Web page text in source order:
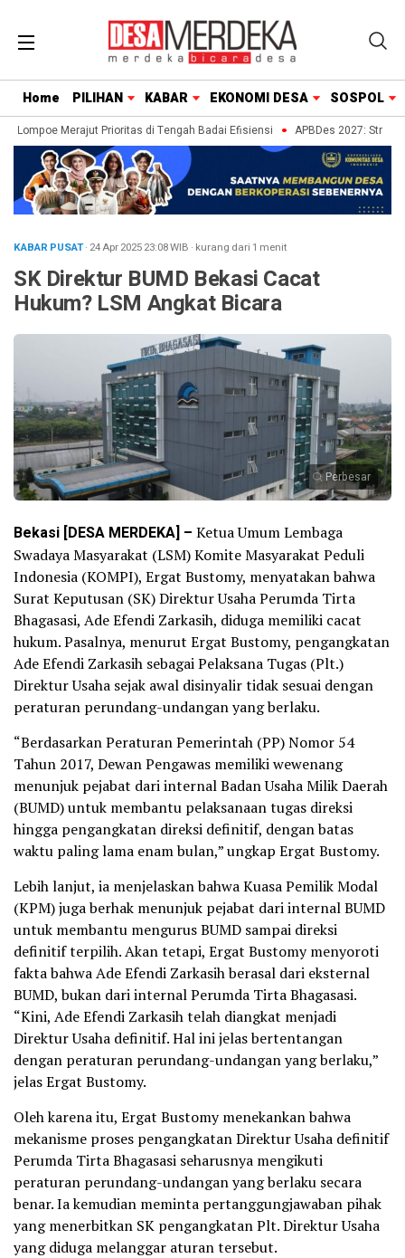
Home PILIHAN KABAR EKONOMI DESA SOSPOL
Lompoe Merajut Prioritas di Tengah Badai Efisiensi APBDes 2027: Strategi
KABAR PUSAT· 24 Apr 202523:08WIB · kurang dari 1 menit
SK Direktur BUMD Bekasi Cacat
Hukum? LSM Angkat Bicara
Perbesar
Bekasi [DESA MERDEKA] – Ketua Umum Lembaga
Swadaya Masyarakat (LSM) Komite Masyarakat Peduli
Indonesia (KOMPI), Ergat Bustomy, menyatakan bahwa
Surat Keputusan (SK) Direktur Usaha Perumda Tirta
Bhagasasi, Ade Efendi Zarkasih, diduga memiliki cacat
hukum. Pasalnya, menurut Ergat Bustomy, pengangkatan
Ade Efendi Zarkasih sebagai Pelaksana Tugas (Plt.)
Direktur Usaha sejak awal disinyalir tidak sesuai dengan
peraturan perundang-undangan yang berlaku.
“Berdasarkan Peraturan Pemerintah (PP) Nomor 54
Tahun 2017, Dewan Pengawas memiliki wewenang
menunjuk pejabat dari internal Badan Usaha Milik Daerah
(BUMD) untuk membantu pelaksanaan tugas direksi
hingga pengangkatan direksi definitif, dengan batas
waktu paling lama enam bulan,” ungkap Ergat Bustomy.
Lebih lanjut, ia menjelaskan bahwa Kuasa Pemilik Modal
(KPM) juga berhak menunjuk pejabat dari internal BUMD
untuk membantu mengurus BUMD sampai direksi
definitif terpilih. Akan tetapi, Ergat Bustomy menyoroti
fakta bahwa Ade Efendi Zarkasih berasal dari eksternal
BUMD, bukan dari internal Perumda Tirta Bhagasasi.
“Kini, Ade Efendi Zarkasih telah diangkat menjadi
Direktur Usaha definitif. Hal ini jelas bertentangan
dengan peraturan perundang-undangan yang berlaku,”
jelas Ergat Bustomy.
Oleh karena itu, Ergat Bustomy menekankan bahwa
mekanisme proses pengangkatan Direktur Usaha definitif
Perumda Tirta Bhagasasi seharusnya mengikuti
peraturan perundang-undangan yang berlaku secara
benar. Ia kemudian meminta pertanggungjawaban pihak
yang menerbitkan SK pengangkatan Plt. Direktur Usaha
yang diduga melanggar aturan tersebut.